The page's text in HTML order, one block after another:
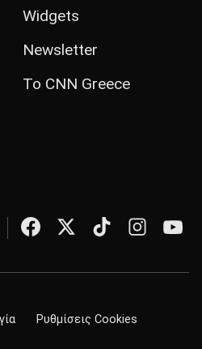
Widgets
Newsletter
Το CNN Greece
Ρυθμίσεις Cookies